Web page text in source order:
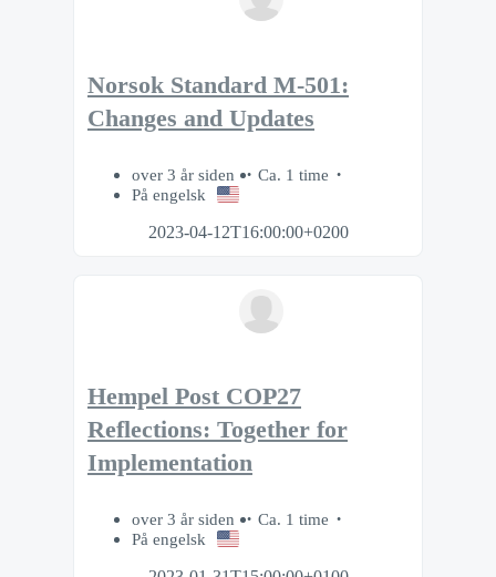
Norsok Standard M-501:
Changes and Updates
over 3 år siden
Ca. 1 time
På engelsk
2023-04-12T16:00:00+0200
Hempel Post COP27
Reflections: Together for
Implementation
over 3 år siden
Ca. 1 time
På engelsk